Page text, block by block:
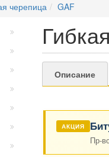
черепица GAF
Описание
АКЦИЯ
Пр-